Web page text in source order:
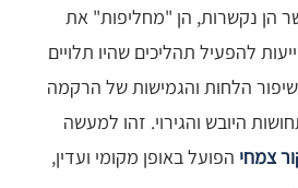
הן נקשרות, הן "מחליפות" את
להפעיל תהליכים שהיו תלויים
הלחות והגמישות של הרקמה
היובש והגירוי. זהו למעשה
צמחי הפועל באופן מקומי ועדין,